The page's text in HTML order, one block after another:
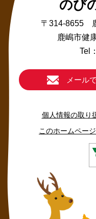
のび
〒314-8655
鹿嶋市健
Tel
メール
個人情報の取り
このホームペー